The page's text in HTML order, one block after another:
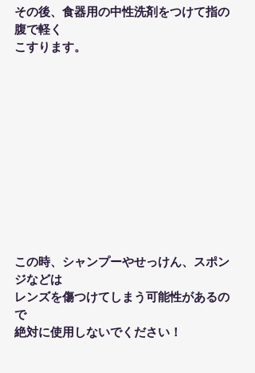
その後、食器用の中性洗剤をつけて指の
腹で軽く
こすります。
この時、シャンプーやせっけん、スポン
ジなどは
レンズを傷つけてしまう可能性があるの
で
絶対に使用しないでください！